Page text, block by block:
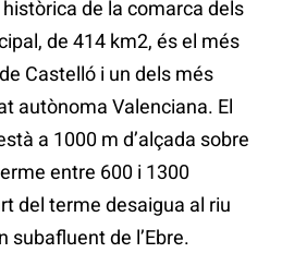
de la comarca dels
de 414 km2, és el més
Castelló i un dels més
autònoma Valenciana. El
a 1000 m d’alçada sobre
entre 600 i 1300
del terme desaigua al riu
subafluent de l’Ebre.